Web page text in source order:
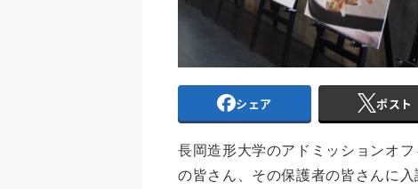
シェア ポスト
長岡造形大学のアドミッションオ
の皆さん、その保護者の皆さんに